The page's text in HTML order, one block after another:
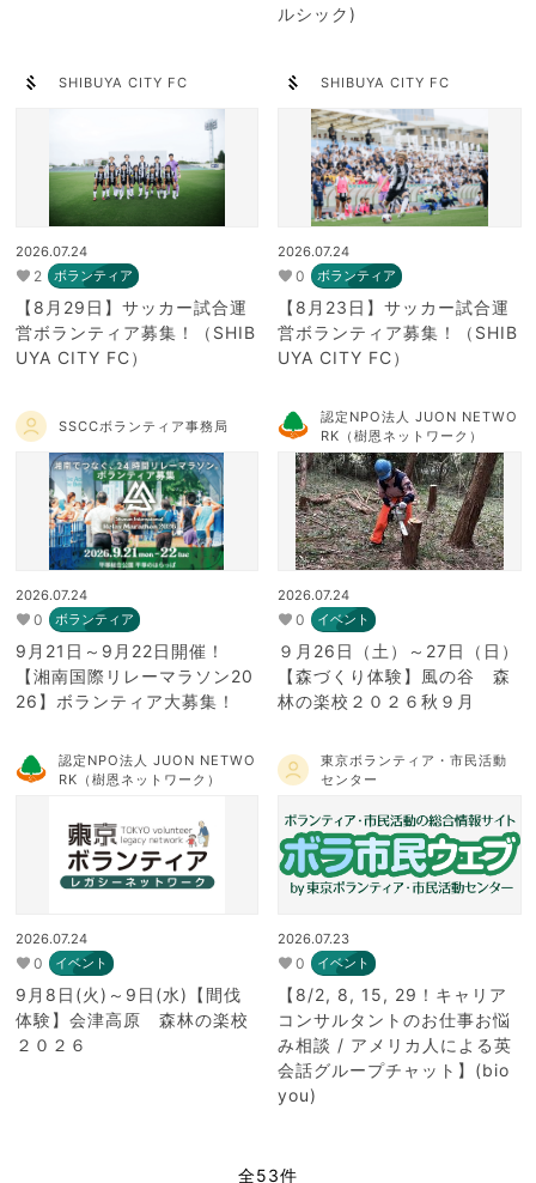
ルシック)
SHIBUYA CITY FC
2026.07.24
2 ボランティア
【8月29日】サッカー試合運
営ボランティア募集！（SHIB
UYA CITY FC）
SHIBUYA CITY FC
2026.07.24
0 ボランティア
【8月23日】サッカー試合運
営ボランティア募集！（SHIB
UYA CITY FC）
SSCCボランティア事務局
2026.07.24
0 ボランティア
9月21日～9月22日開催！
【湘南国際リレーマラソン20
26】ボランティア大募集！
認定NPO法人 JUON NETWO
RK（樹恩ネットワーク）
2026.07.24
0 イベント
９月26日（土）～27日（日）
【森づくり体験】風の谷 森
林の楽校２０２６秋９月
認定NPO法人 JUON NETWO
RK（樹恩ネットワーク）
2026.07.24
0 イベント
9月8日(火)～9日(水)【間伐
体験】会津高原 森林の楽校
２０２６
東京ボランティア・市民活動
センター
2026.07.23
0 イベント
【8/2, 8, 15, 29！キャリア
コンサルタントのお仕事お悩
み相談 / アメリカ人による英
会話グループチャット】(bio
you)
全53件